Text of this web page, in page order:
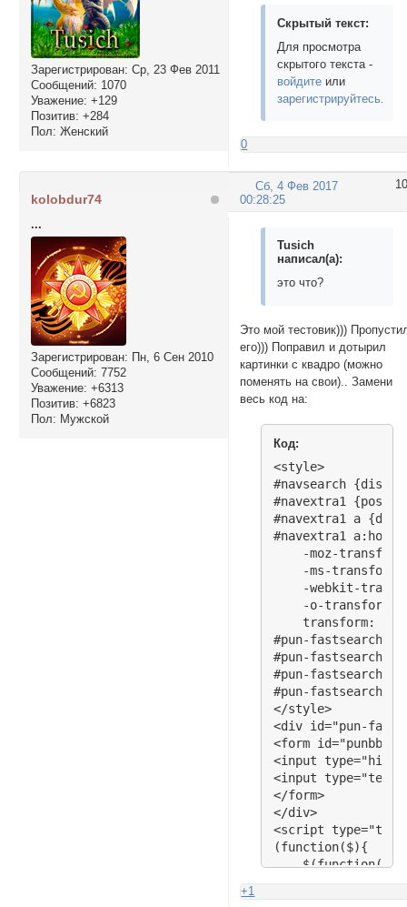
Зарегистрирован: Ср, 23 Фев 2011
Сообщений: 1070
Уважение: +129
Позитив: +284
Пол: Женский
Скрытый текст:
Для просмотра
скрытого текста -
войдите или
зарегистрируйтесь.
0
10
Сб, 4 Фев 2017
00:28:25
kolobdur74
...
Зарегистрирован: Пн, 6 Сен 2010
Сообщений: 7752
Уважение: +6313
Позитив: +6823
Пол: Мужской
Tusich
написал(а):
это что?
Это мой тестовик)))
его))) Поправил и дотырил
картинки с квадро (можно
поменять на свои).. Замени
весь код на:
Код:
<style>
#navsearch
#navextra1
#navextra1 a
#navextra1
-moz-
-ms-
-webkit-
-o-transform:
transform:
#pun-fastsearch
#pun-fastsearch
#pun-fastsearch
#pun-fastsearch
</style>
<div id="pun-
<form
<input
<input type="text"
</form>
</div>
<script
(function($){
    $(function(){
+1